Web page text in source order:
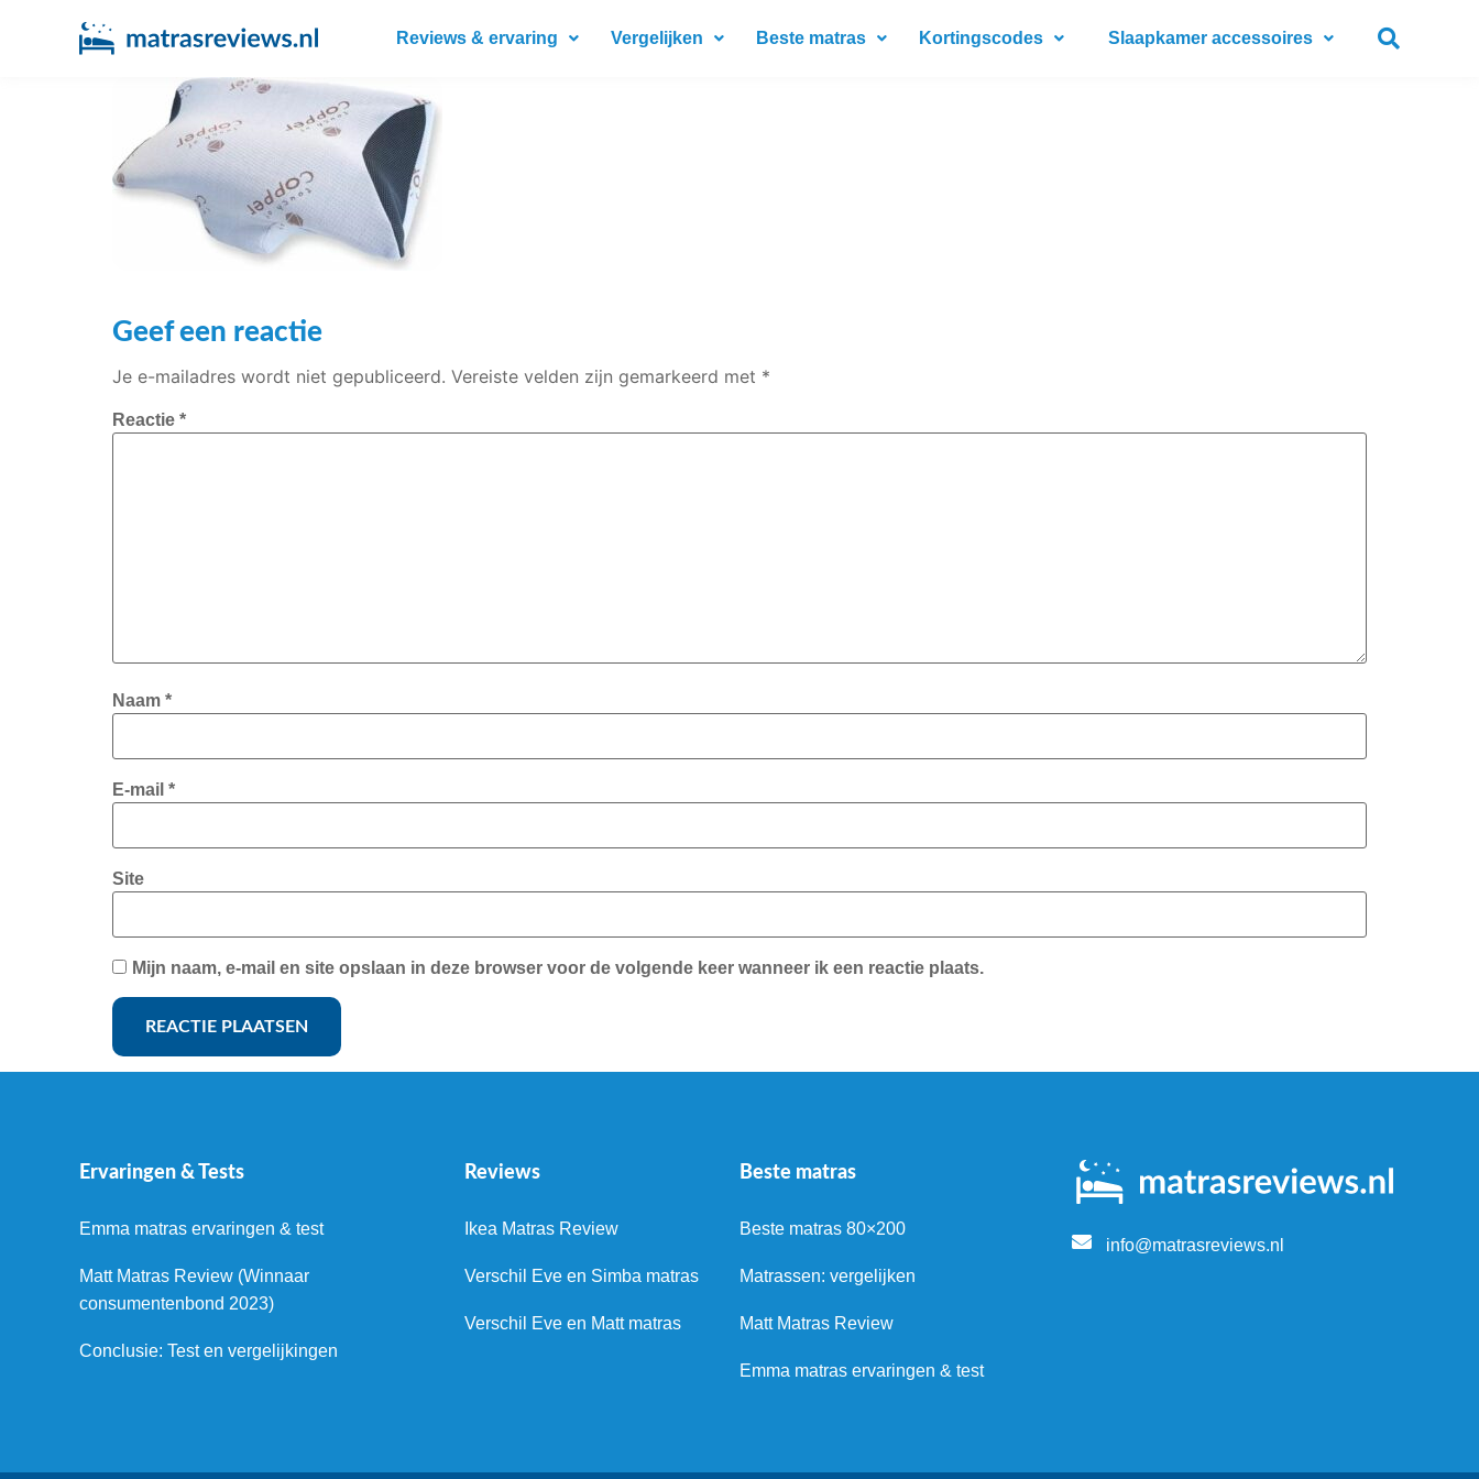
Reviews & ervaring Vergelijken Beste matras Kortingscodes Slaapkamer accessoires
Geef een reactie
Je e-mailadres wordt niet gepubliceerd. Vereiste velden zijn gemarkeerd met *
Reactie *
Naam *
E-mail *
Site
Mijn naam, e-mail en site opslaan in deze browser voor de volgende keer wanneer ik een reactie plaats.
Ervaringen & Tests
Emma matras ervaringen & test
Matt Matras Review (Winnaar
consumentenbond 2023)
Conclusie: Test en vergelijkingen
Reviews
Ikea Matras Review
Verschil Eve en Simba matras
Verschil Eve en Matt matras
Beste matras
Beste matras 80×200
Matrassen: vergelijken
Matt Matras Review
Emma matras ervaringen & test
info@matrasreviews.nl